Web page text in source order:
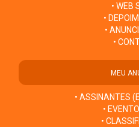
• WEB
•
•
•
MEU
• ASSINANTES
•
•